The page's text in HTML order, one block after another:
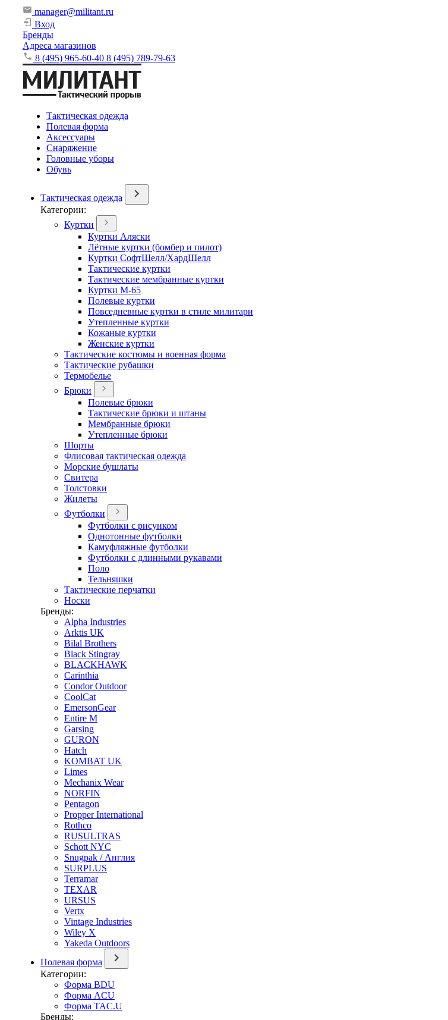
manager@militant.ru
Вход
Бренды
Адреса магазинов
8 (495) 965-60-40 8 (495) 789-79-63
Тактическая одежда
Полевая форма
Аксессуары
Снаряжение
Головные уборы
Обувь
Тактическая одежда
Категории:
Куртки
Куртки Аляски
Лётные куртки (бомбер и пилот)
Куртки СофтШелл/ХардШелл
Тактические куртки
Тактические мембранные куртки
Куртки М-65
Полевые куртки
Повседневные куртки в стиле милитари
Утепленные куртки
Кожаные куртки
Женские куртки
Тактические костюмы и военная форма
Тактические рубашки
Термобелье
Брюки
Полевые брюки
Тактические брюки и штаны
Мембранные брюки
Утепленные брюки
Шорты
Флисовая тактическая одежда
Морские бушлаты
Свитера
Толстовки
Жилеты
Футболки
Футболки с рисунком
Однотонные футболки
Камуфляжные футболки
Футболки с длинными рукавами
Поло
Тельняшки
Тактические перчатки
Носки
Бренды:
Alpha Industries
Arktis UK
Bilal Brothers
Black Stingray
BLACKHAWK
Carinthia
Condor Outdoor
CoolCat
EmersonGear
Entire M
Garsing
GURON
Hatch
KOMBAT UK
Limes
Mechanix Wear
NORFIN
Pentagon
Propper International
Rothco
RUSULTRAS
Schott NYC
Snugpak / Англия
SURPLUS
Terramar
TEXAR
URSUS
Vertx
Vintage Industries
Wiley X
Yakeda Outdoors
Полевая форма
Категории:
Форма BDU
Форма ACU
Форма TAC.U
Бренды: